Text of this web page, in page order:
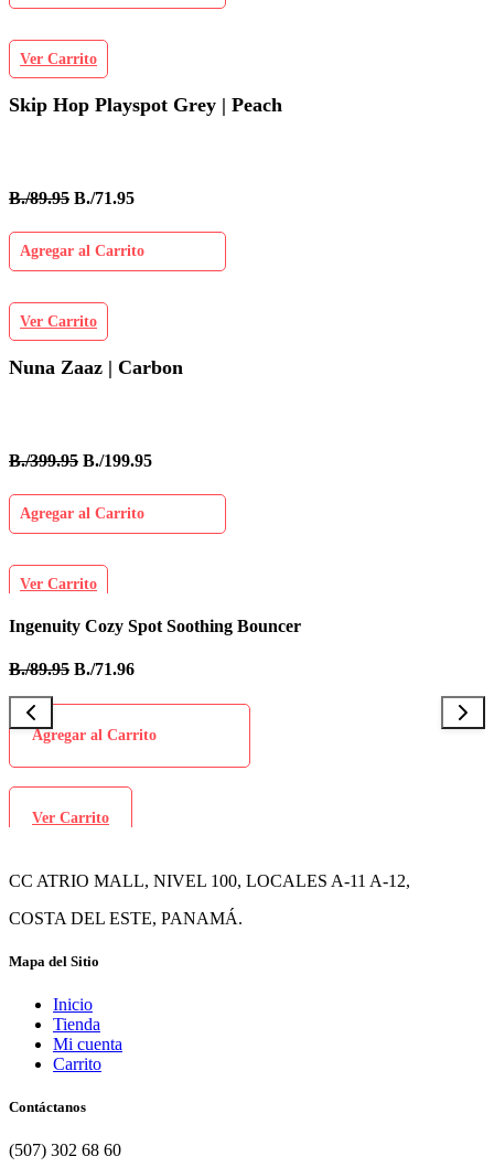
Ver Carrito
Skip Hop Playspot Grey | Peach
B./89.95 B./71.95
Agregar al Carrito
Ver Carrito
Nuna Zaaz | Carbon
B./399.95 B./199.95
Agregar al Carrito
Ver Carrito
Ingenuity Cozy Spot Soothing Bouncer
B./89.95 B./71.96
Agregar al Carrito
Ver Carrito
CC ATRIO MALL, NIVEL 100, LOCALES A-11 A-12,
COSTA DEL ESTE, PANAMÁ.
Mapa del Sitio
Inicio
Tienda
Mi cuenta
Carrito
Contáctanos
(507) 302 68 60